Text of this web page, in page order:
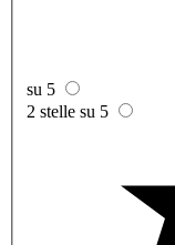
su 5
2 stelle su 5